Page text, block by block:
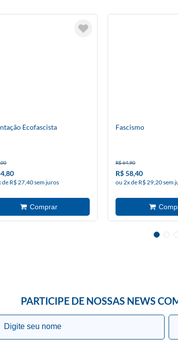
Ecofascista
de R$ 27,40 sem juros
Fascismo
R$ 64,90
R$ 58,40
ou 2x de R$ 29,20 sem
PARTICIPE DE NOSSAS NEWS